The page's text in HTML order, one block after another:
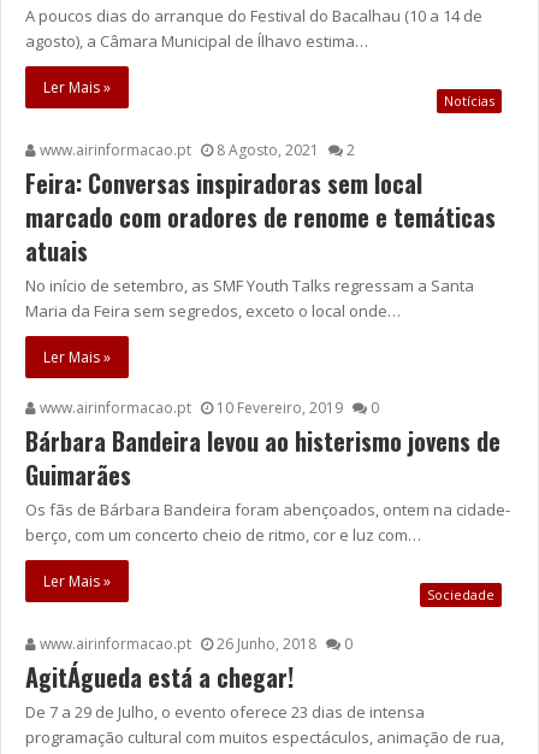
A poucos dias do arranque do Festival do Bacalhau (10 a 14 de
agosto), a Câmara Municipal de Ílhavo estima…
Ler Mais »
Notícias
www.airinformacao.pt 8 Agosto, 2021 2
Feira: Conversas inspiradoras sem local
marcado com oradores de renome e temáticas
atuais
No início de setembro, as SMF Youth Talks regressam a Santa
Maria da Feira sem segredos, exceto o local onde…
Ler Mais »
www.airinformacao.pt 10 Fevereiro, 2019 0
Bárbara Bandeira levou ao histerismo jovens de
Guimarães
Os fãs de Bárbara Bandeira foram abençoados, ontem na cidade-
berço, com um concerto cheio de ritmo, cor e luz com…
Ler Mais »
Sociedade
www.airinformacao.pt 26 Junho, 2018 0
AgitÁgueda está a chegar!
De 7 a 29 de Julho, o evento oferece 23 dias de intensa
programação cultural com muitos espectáculos, animação de rua,